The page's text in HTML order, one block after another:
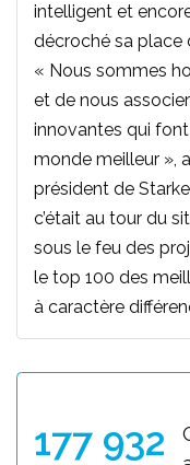
intelligent et
décroché sa place
« Nous sommes
et de nous
innovantes qui
monde meilleur »,
président de
c’était au tour du
sous le feu des
le top 100 des
à caractère
177 932